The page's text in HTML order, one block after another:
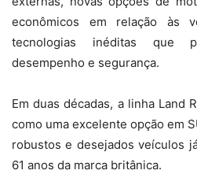
econômicos em relação às
tecnologias inéditas que
desempenho e segurança.
Em duas décadas, a linha Land
como uma excelente opção em
robustos e desejados veículos
61 anos da marca britânica.